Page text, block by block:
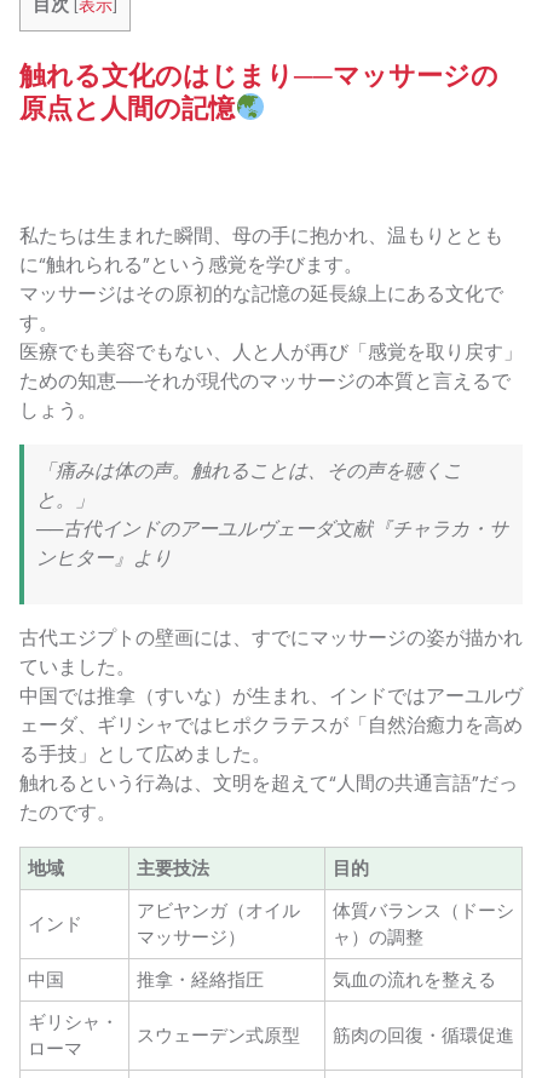
目次 [表示]
触れる文化のはじまり──マッサージの
原点と人間の記憶
私たちは生まれた瞬間、母の手に抱かれ、温もりととも
に“触れられる”という感覚を学びます。
マッサージはその原初的な記憶の延長線上にある文化で
す。
医療でも美容でもない、人と人が再び「感覚を取り戻す」
ための知恵──それが現代のマッサージの本質と言えるで
しょう。
「痛みは体の声。触れることは、その声を聴くこ
と。」
──古代インドのアーユルヴェーダ文献『チャラカ・サ
ンヒター』より
古代エジプトの壁画には、すでにマッサージの姿が描かれ
ていました。
中国では推拿（すいな）が生まれ、インドではアーユルヴ
ェーダ、ギリシャではヒポクラテスが「自然治癒力を高め
る手技」として広めました。
触れるという行為は、文明を超えて“人間の共通言語”だっ
たのです。
地域 主要技法 目的
インド
アビヤンガ（オイル
マッサージ）
体質バランス（ドーシ
ャ）の調整
中国
推拿・経絡指圧
気血の流れを整える
ギリシャ・
ローマ
スウェーデン式原型 筋肉の回復・循環促進